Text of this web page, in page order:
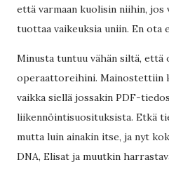
että varmaan kuolisin niihin, jos
tuottaa vaikeuksia uniin. En ota
Minusta tuntuu vähän siltä, että
operaattoreihini. Mainostettiin
vaikka siellä jossakin PDF-
liikennöintisuosituksista. Etkä
mutta luin ainakin itse, ja nyt
DNA, Elisat ja muutkin